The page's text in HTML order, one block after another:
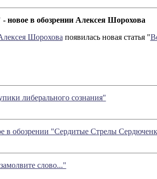
новое в обозрении Алексея Шорохова
Шорохова появилась новая статья "
либерального сознания"
в обозрении "Сердитые Стрелы
слово..."